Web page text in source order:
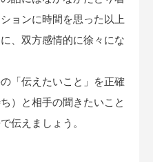
ョンに時間を思った以上
、双方感情的に徐々にな
「伝えたいこと」を正確
）と相手の聞きたいこと
伝えましょう。